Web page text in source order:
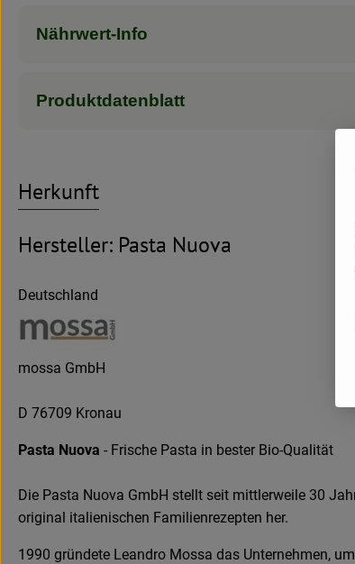
Nährwert-Info
Produktdatenblatt
Herkunft
Hersteller: Pasta Nuova
Deutschland
mossa GmbH
D 76709 Kronau
Pasta Nuova - Frische Pasta in bester Bio-Qualität
Die Pasta Nuova GmbH stellt seit mittlerweile 30
original italienischen Familienrezepten her.
1990 gründete Leandro Mossa das Unternehmen,